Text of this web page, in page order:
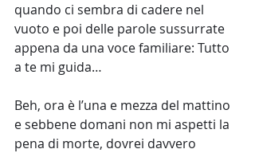
quando ci sembra di cadere nel
vuoto e poi delle parole sussurrate
appena da una voce familiare: Tutto
a te mi guida…
Beh, ora è l’una e mezza del mattino
e sebbene domani non mi aspetti la
pena di morte, dovrei davvero